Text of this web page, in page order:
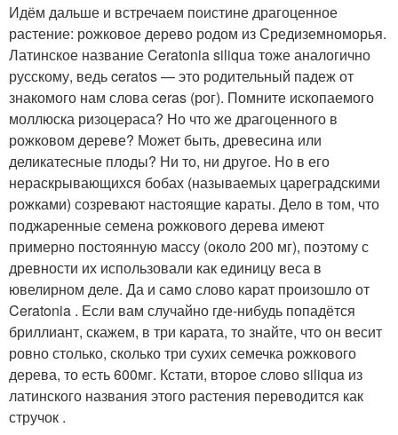
Идём дальше и встречаем поистине драгоценное
растение: рожковое дерево родом из Средиземноморья.
Латинское название Ceratonia siliqua тоже аналогично
русскому, ведь ceratos — это родительный падеж от
знакомого нам слова ceras (рог). Помните ископаемого
моллюска ризоцераса? Но что же драгоценного в
рожковом дереве? Может быть, древесина или
деликатесные плоды? Ни то, ни другое. Но в его
нераскрывающихся бобах (называемых цареградскими
рожками) созревают настоящие караты. Дело в том, что
поджаренные семена рожкового дерева имеют
примерно постоянную массу (около 200 мг), поэтому с
древности их использовали как единицу веса в
ювелирном деле. Да и само слово карат произошло от
Ceratonia . Если вам случайно где-нибудь попадётся
бриллиант, скажем, в три карата, то знайте, что он весит
ровно столько, сколько три сухих семечка рожкового
дерева, то есть 600мг. Кстати, второе слово siliqua из
латинского названия этого растения переводится как
стручок .